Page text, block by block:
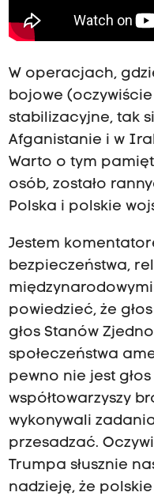
W operacjach,
bojowe
stabilizacyjne, tak
Afganistanie i w
Warto o tym
osób, zostało
Polska i polskie
Jestem
bezpieczeństwa,
powiedzieć, że
głos Stanów
społeczeństwa
pewno nie jest
współtowarzyszy
wykonywali
przesadzać.
Trumpa słusznie
nadzieję, że